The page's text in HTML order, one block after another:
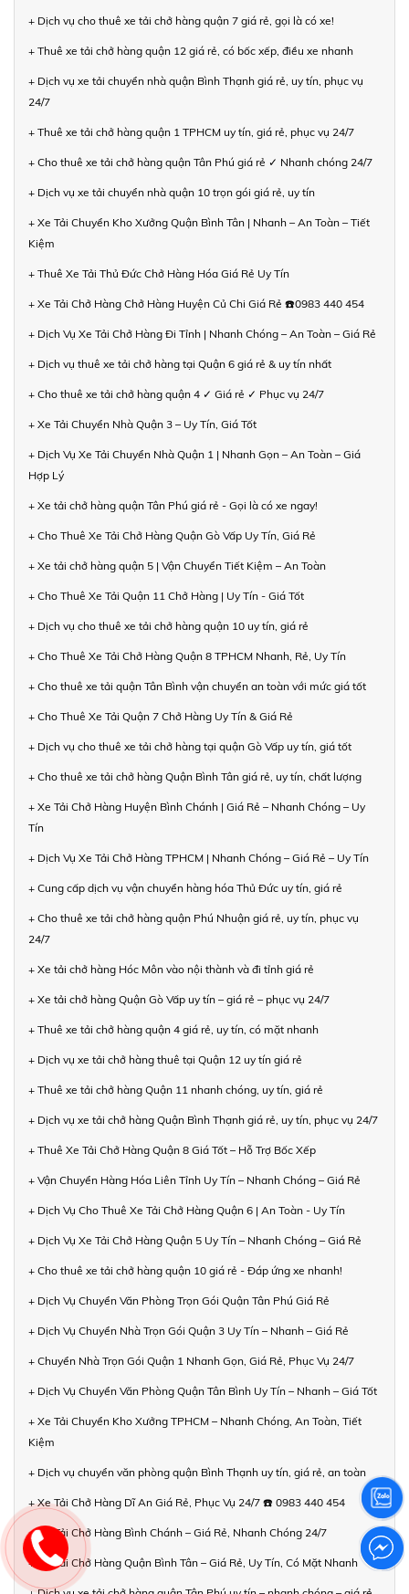
+ Dịch vụ cho thuê xe tải chở hàng quận 7 giá rẻ, gọi là có xe!
+ Thuê xe tải chở hàng quận 12 giá rẻ, có bốc xếp, điều xe nhanh
+ Dịch vụ xe tải chuyển nhà quận Bình Thạnh giá rẻ, uy tín, phục vụ
24/7
+ Thuê xe tải chở hàng quận 1 TPHCM uy tín, giá rẻ, phục vụ 24/7
+ Cho thuê xe tải chở hàng quận Tân Phú giá rẻ ✓ Nhanh chóng 24/7
+ Dịch vụ xe tải chuyển nhà quận 10 trọn gói giá rẻ, uy tín
+ Xe Tải Chuyển Kho Xưởng Quận Bình Tân | Nhanh – An Toàn – Tiết
Kiệm
+ Thuê Xe Tải Thủ Đức Chở Hàng Hóa Giá Rẻ Uy Tín
+ Xe Tải Chở Hàng Chở Hàng Huyện Củ Chi Giá Rẻ ☎️0983 440 454
+ Dịch Vụ Xe Tải Chở Hàng Đi Tỉnh | Nhanh Chóng – An Toàn – Giá Rẻ
+ Dịch vụ thuê xe tải chở hàng tại Quận 6 giá rẻ & uy tín nhất
+ Cho thuê xe tải chở hàng quận 4 ✓ Giá rẻ ✓ Phục vụ 24/7
+ Xe Tải Chuyển Nhà Quận 3 – Uy Tín, Giá Tốt
+ Dịch Vụ Xe Tải Chuyển Nhà Quận 1 | Nhanh Gọn – An Toàn – Giá
Hợp Lý
+ Xe tải chở hàng quận Tân Phú giá rẻ - Gọi là có xe ngay!
+ Cho Thuê Xe Tải Chở Hàng Quận Gò Vấp Uy Tín, Giá Rẻ
+ Xe tải chở hàng quận 5 | Vận Chuyển Tiết Kiệm – An Toàn
+ Cho Thuê Xe Tải Quận 11 Chở Hàng | Uy Tín - Giá Tốt
+ Dịch vụ cho thuê xe tải chở hàng quận 10 uy tín, giá rẻ
+ Cho Thuê Xe Tải Chở Hàng Quận 8 TPHCM Nhanh, Rẻ, Uy Tín
+ Cho thuê xe tải quận Tân Bình vận chuyển an toàn với mức giá tốt
+ Cho Thuê Xe Tải Quận 7 Chở Hàng Uy Tín & Giá Rẻ
+ Dịch vụ cho thuê xe tải chở hàng tại quận Gò Vấp uy tín, giá tốt
+ Cho thuê xe tải chở hàng Quận Bình Tân giá rẻ, uy tín, chất lượng
+ Xe Tải Chở Hàng Huyện Bình Chánh | Giá Rẻ – Nhanh Chóng – Uy
Tín
+ Dịch Vụ Xe Tải Chở Hàng TPHCM | Nhanh Chóng – Giá Rẻ – Uy Tín
+ Cung cấp dịch vụ vận chuyển hàng hóa Thủ Đức uy tín, giá rẻ
+ Cho thuê xe tải chở hàng quận Phú Nhuận giá rẻ, uy tín, phục vụ
24/7
+ Xe tải chở hàng Hóc Môn vào nội thành và đi tỉnh giá rẻ
+ Xe tải chở hàng Quận Gò Vấp uy tín – giá rẻ – phục vụ 24/7
+ Thuê xe tải chở hàng quận 4 giá rẻ, uy tín, có mặt nhanh
+ Dịch vụ xe tải chở hàng thuê tại Quận 12 uy tín giá rẻ
+ Thuê xe tải chở hàng Quận 11 nhanh chóng, uy tín, giá rẻ
+ Dịch vụ xe tải chở hàng Quận Bình Thạnh giá rẻ, uy tín, phục vụ 24/7
+ Thuê Xe Tải Chở Hàng Quận 8 Giá Tốt – Hỗ Trợ Bốc Xếp
+ Vận Chuyển Hàng Hóa Liên Tỉnh Uy Tín – Nhanh Chóng – Giá Rẻ
+ Dịch Vụ Cho Thuê Xe Tải Chở Hàng Quận 6 | An Toàn - Uy Tín
+ Dịch Vụ Xe Tải Chở Hàng Quận 5 Uy Tín – Nhanh Chóng – Giá Rẻ
+ Cho thuê xe tải chở hàng quận 10 giá rẻ - Đáp ứng xe nhanh!
+ Dịch Vụ Chuyển Văn Phòng Trọn Gói Quận Tân Phú Giá Rẻ
+ Dịch Vụ Chuyển Nhà Trọn Gói Quận 3 Uy Tín – Nhanh – Giá Rẻ
+ Chuyển Nhà Trọn Gói Quận 1 Nhanh Gọn, Giá Rẻ, Phục Vụ 24/7
+ Dịch Vụ Chuyển Văn Phòng Quận Tân Bình Uy Tín – Nhanh – Giá Tốt
+ Xe Tải Chuyển Kho Xưởng TPHCM – Nhanh Chóng, An Toàn, Tiết
Kiệm
+ Dịch vụ chuyển văn phòng quận Bình Thạnh uy tín, giá rẻ, an toàn
+ Xe Tải Chở Hàng Dĩ An Giá Rẻ, Phục Vụ 24/7 ☎️ 0983 440 454
+ Xe Tải Chở Hàng Bình Chánh – Giá Rẻ, Nhanh Chóng 24/7
+ Xe Tải Chở Hàng Quận Bình Tân – Giá Rẻ, Uy Tín, Có Mặt Nhanh